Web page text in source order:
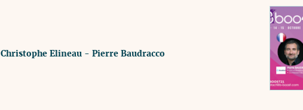
Elineau - Pierre Baudracco